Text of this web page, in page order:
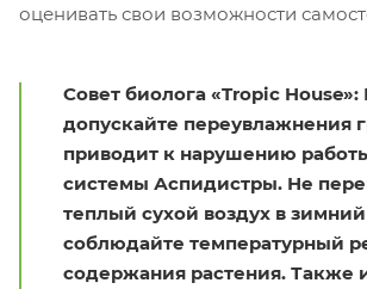
оценивать свои возможности
Совет биолога «Tropic House»:
допускайте переувлажнения
приводит к нарушению
системы Аспидистры. Не
теплый сухой воздух в
соблюдайте температурный
содержания растения. Также